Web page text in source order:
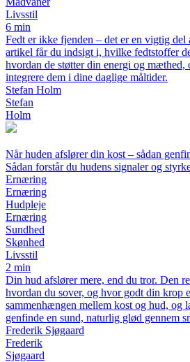
Livsstil
6 min
Fedt er ikke fjenden – det er en vigtig
artikel får du indsigt i, hvilke fedtstoffer
hvordan de støtter din energi og mæthed,
integrere dem i dine daglige måltider.
Stefan Holm
Stefan
Holm
Når huden afslører din kost – sådan
Sådan forstår du hudens signaler og
Ernæring
Ernæring
Hudpleje
Ernæring
Sundhed
Skønhed
Livsstil
2 min
Din hud afslører mere, end du tror. Den
hvordan du sover, og hvor godt din krop
sammenhængen mellem kost og hud, og
genfinde en sund, naturlig glød gennem
Frederik Sjøgaard
Frederik
Sjøgaard